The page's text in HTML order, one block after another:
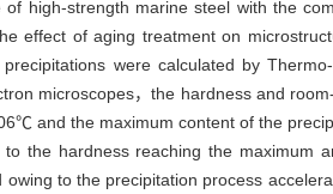
of high-strength marine steel with the
effect of aging treatment on
were calculated by
microscopes，the hardness and
and the maximum content of the
the hardness reaching the maximum
owing to the precipitation process